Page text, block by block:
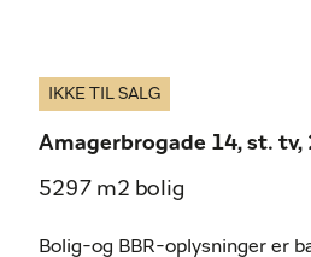
IKKE TIL SALG
Amagerbrogade 14, st. tv,
5297 m2 bolig
Bolig-og BBR-oplysninger er